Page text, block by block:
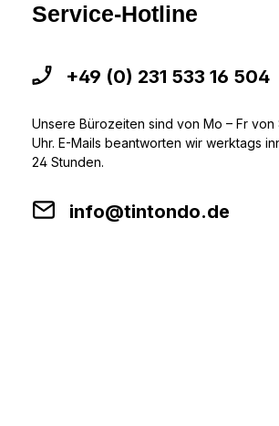
Service-Hotline
+49 (0) 231 533 16 504
Unsere Bürozeiten sind von Mo – Fr von
Uhr. E-Mails beantworten wir werktags
24 Stunden.
info@tintondo.de